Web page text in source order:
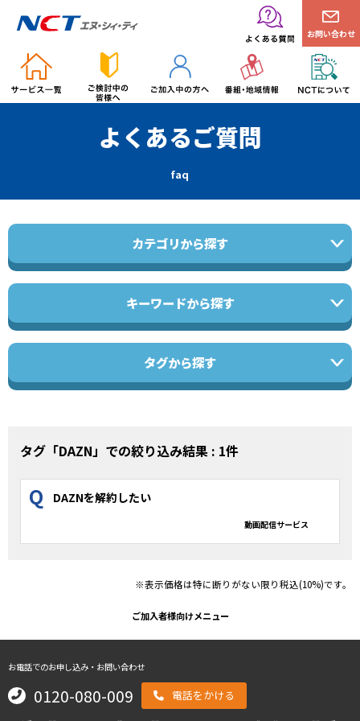
お問い合わせ
よくあるご質問
faq
カテゴリから探す
キーワードから探す
タグから探す
タグ「DAZN」での絞り込み結果 : 1件
Q DAZNを解約したい
動画配信サービス
※表示価格は特に断りがない限り税込(10%)です。
ご加入者様向けメニュー
お電話でのお申し込み・お問い合わせ
0120-080-009 電話をかける